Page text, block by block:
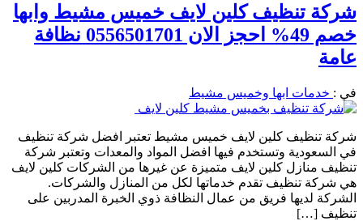
شركة تنظيف كلين لايف خميس مشيط وابها
خصم 49% احجز الان 0556501701 نظافة
عامة
في : خدمات ابها وخميس مشيط
شركة تنظيف كلين لايف خميس مشيط تعتبر افضل شركة تنظيف
في السعودية وتستخدم فيها افضل المواد والمعدات وتعتبر شركة
تنظيف منازل كلين لايف متميزة عن غيرها من الشركات كلين لايف
هي شركة تنظيف تقدم خدماتها لكل من المنازل والشركات.
الشركة لديها فريق من عمال النظافة ذوي الخبرة المدربين على
تنظيف […]